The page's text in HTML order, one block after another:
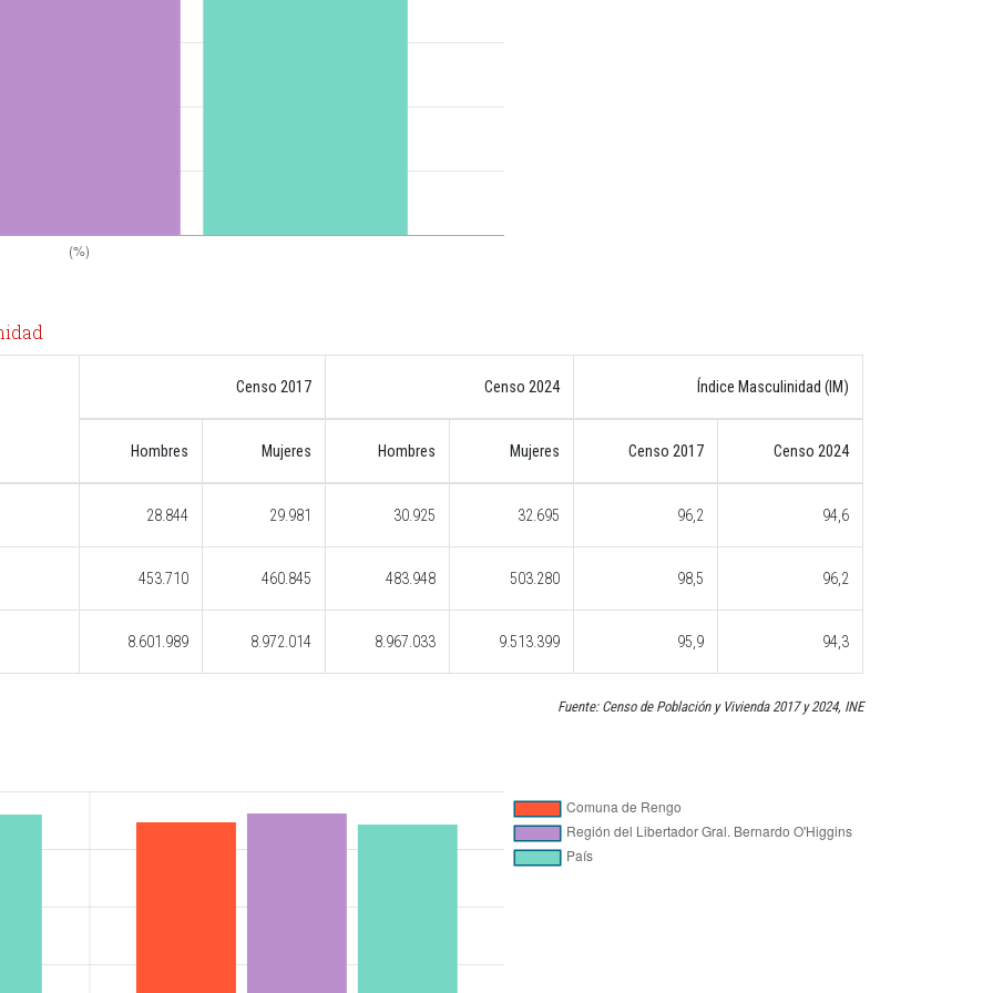
Censo 2017 Censo 2024 Índice Masculinidad (IM)
Hombres Mujeres Hombres Mujeres Censo 2017 Censo 2024
28.844 29.981 30.925 32.695 96,2 94,6
453.710 460.845 483.948 503.280 98,5 96,2
8.601.989 8.972.014 8.967.033 9.513.399 95,9 94,3
Fuente: Censo de Población y Vivienda 2017 y 2024, INE